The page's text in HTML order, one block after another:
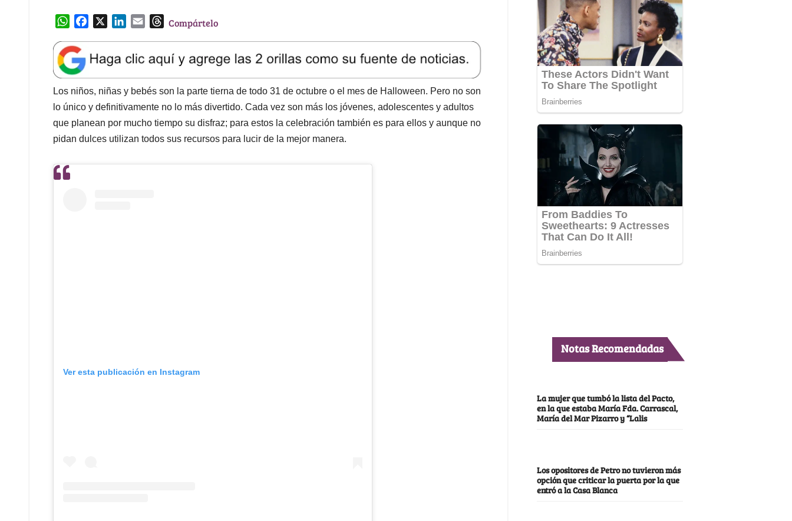
W
a
t
s
A
p
p
e
b
o
o
k
k
e
d
I
n
l
T
e
a
d
s
Compártelo
Los niños, niñas y bebés son la parte tierna de todo 31 de octubre o el mes de Halloween. Pero no son
lo único y definitivamente no lo más divertido. Cada vez son más los jóvenes, adolescentes y adultos
que planean por mucho tiempo su disfraz; para estos la celebración también es para ellos y aunque no
pidan dulces utilizan todos sus recursos para lucir de la mejor manera.
Ver esta publicación en Instagram
Notas Recomendadas
La mujer que tumbó la lista del Pacto,
en la que estaba María Fda. Carrascal,
María del Mar Pizarro y “Lalis
Los opositores de Petro no tuvieron más
opción que criticar la puerta por la que
entró a la Casa Blanca